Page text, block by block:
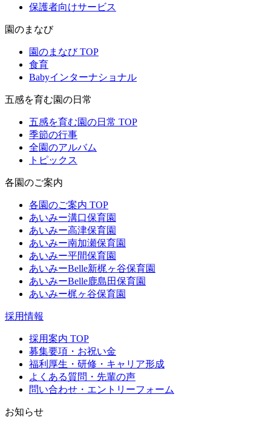
保護者向けサービス
園のまなび
園のまなび TOP
食育
Babyインターナショナル
五感を育む園の日常
五感を育む園の日常 TOP
季節の行事
全園のアルバム
トピックス
各園のご案内
各園のご案内 TOP
あいみー溝口保育園
あいみー高津保育園
あいみー南加瀬保育園
あいみー平間保育園
あいみーBelle新梶ヶ谷保育園
あいみーBelle鹿島田保育園
あいみー梶ヶ谷保育園
採用情報
採用案内 TOP
募集要項・お祝い金
福利厚生・研修・キャリア形成
よくある質問・先輩の声
問い合わせ・エントリーフォーム
お知らせ